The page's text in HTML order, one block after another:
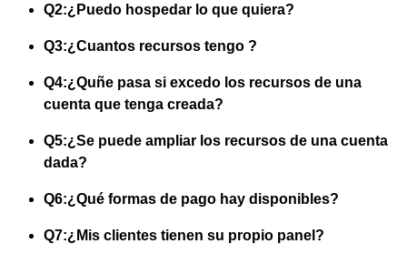
Q2:¿Puedo hospedar lo que quiera?
Q3:¿Cuantos recursos tengo ?
Q4:¿Quñe pasa si excedo los recursos de una
cuenta que tenga creada?
Q5:¿Se puede ampliar los recursos de una cuenta
dada?
Q6:¿Qué formas de pago hay disponibles?
Q7:¿Mis clientes tienen su propio panel?